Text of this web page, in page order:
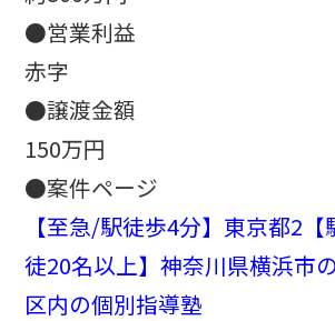
●営業利益
赤字
●譲渡金額
150万円
●案件ページ
【至急/駅徒歩4分】東京都2
徒20名以上】神奈川県横浜市
区内の個別指導塾